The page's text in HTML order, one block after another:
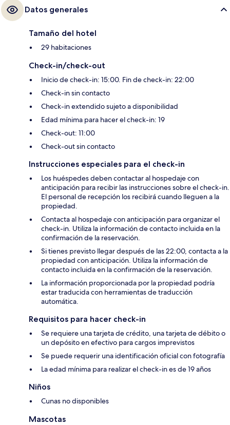
Datos generales
Tamaño del hotel
29 habitaciones
Check-in/check-out
Inicio de check-in: 15:00. Fin de check-in: 22:00
Check-in sin contacto
Check-in extendido sujeto a disponibilidad
Edad mínima para hacer el check-in: 19
Check-out: 11:00
Check-out sin contacto
Instrucciones especiales para el check-in
Los huéspedes deben contactar al hospedaje con
anticipación para recibir las instrucciones sobre el check-in.
El personal de recepción los recibirá cuando lleguen a la
propiedad.
Contacta al hospedaje con anticipación para organizar el
check-in. Utiliza la información de contacto incluida en la
confirmación de la reservación.
Si tienes previsto llegar después de las 22:00, contacta a la
propiedad con anticipación. Utiliza la información de
contacto incluida en la confirmación de la reservación.
La información proporcionada por la propiedad podría
estar traducida con herramientas de traducción
automática.
Requisitos para hacer check-in
Se requiere una tarjeta de crédito, una tarjeta de débito o
un depósito en efectivo para cargos imprevistos
Se puede requerir una identificación oficial con fotografía
La edad mínima para realizar el check-in es de 19 años
Niños
Cunas no disponibles
Mascotas